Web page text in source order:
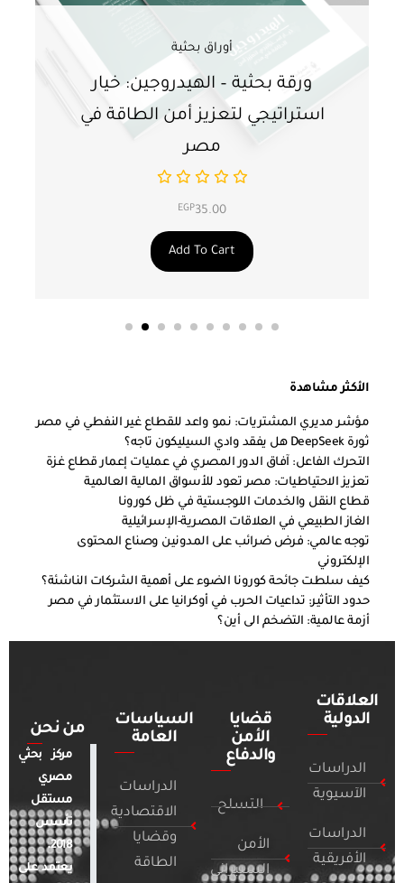
أوراق بحثية
ورقة بحثية – الهيدروجين: خيار
استراتيجي لتعزيز أمن الطاقة في
مصر
EGP35.00
Add To Cart
الأكثر مشاهدة
مؤشر مديري المشتريات: نمو واعد للقطاع غير النفطي في مصر
ثورة DeepSeek هل يفقد وادي السيليكون تاجه؟
التحرك الفاعل: آفاق الدور المصري في عمليات إعمار قطاع غزة
تعزيز الاحتياطيات: مصر تعود للأسواق المالية العالمية
قطاع النقل والخدمات اللوجستية في ظل كورونا
الغاز الطبيعي في العلاقات المصرية-الإسرائيلية
توجه عالمي: فرض ضرائب على المدونين وصناع المحتوى
الإلكتروني
كيف سلطت جائحة كورونا الضوء على أهمية الشركات الناشئة؟
حدود التأثير: تداعيات الحرب في أوكرانيا على الاستثمار في مصر
أزمة عالمية: التضخم الى أين؟
العلاقات
الدولية
الدراسات
الآسيوية
الدراسات
الأفريقية
قضايا
الأمن
والدفاع
التسلح
الأمن
السيبراني
السياسات
العامة
الدراسات
الاقتصادية
وقضايا
الطاقة
من نحن
مركز بحثي
مصري
مستقل
تأسس
2018.
يعتمد على